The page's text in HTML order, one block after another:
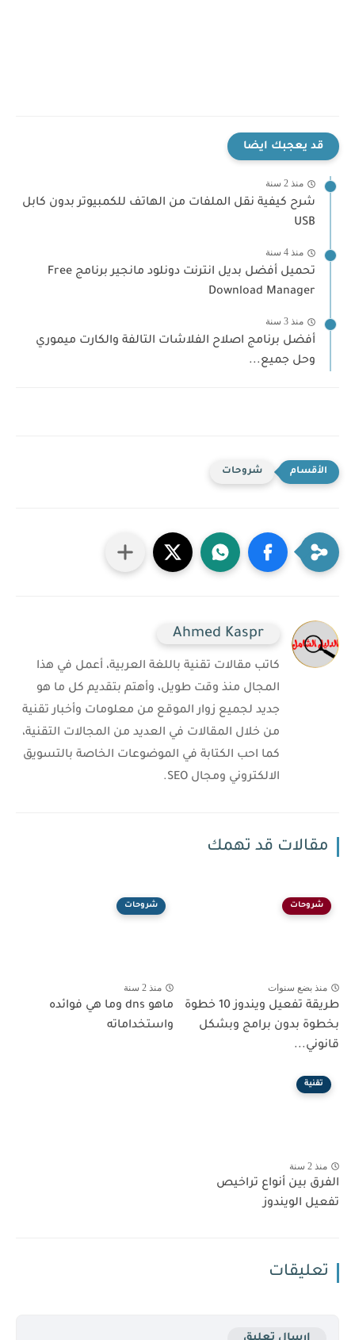
قد يعجبك ايضا
منذ 2 سنة
شرح كيفية نقل الملفات من الهاتف للكمبيوتر بدون كابل
USB
منذ 4 سنة
تحميل أفضل بديل انترنت دونلود مانجير برنامج Free
Download Manager
منذ 3 سنة
أفضل برنامج اصلاح الفلاشات التالفة والكارت ميموري
وحل جميع...
شروحات
Ahmed Kaspr
كاتب مقالات تقنية باللغة العربية، أعمل في هذا
المجال منذ وقت طويل، وأهتم بتقديم كل ما هو
جديد لجميع زوار الموقع من معلومات وأخبار تقنية
من خلال المقالات في العديد من المجالات التقنية،
كما احب الكتابة في الموضوعات الخاصة بالتسويق
الالكتروني ومجال SEO.
مقالات قد تهمك
شروحات
منذ بضع سنوات
طريقة تفعيل ويندوز 10 خطوة
بخطوة بدون برامج وبشكل
قانوني...
شروحات
منذ 2 سنة
ماهو dns وما هي فوائده
واستخداماته
تقنية
منذ 2 سنة
الفرق بين أنواع تراخيص
تفعيل الويندوز
تعليقات